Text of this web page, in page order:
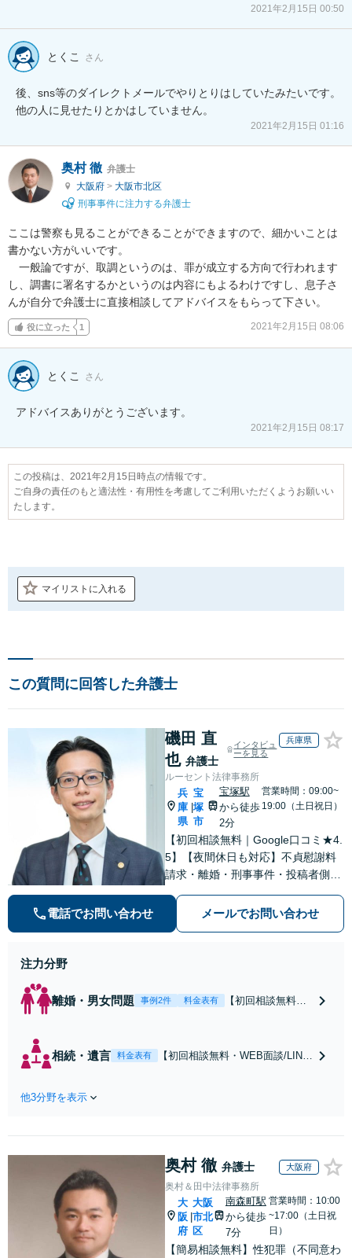
2021年2月15日 00:50
とくこ さん
後、sns等のダイレクトメールでやりとりはしていたみたいです。
2021年2月15日 01:16
奥村 徹 弁護士
大阪府 > 大阪市北区
刑事事件に注力する弁護士
ここは警察も見ることができることができますので、細かいことは
書かない方がいいです。
一般論ですが、取調というのは、罪が成立する方向で行われます
し、調書に署名するかというのは内容にもよるわけですし、息子さ
んが自分で弁護士に直接相談してアドバイスをもらって下さい。
役に立った 1 2021年2月15日 08:06
とくこ さん
アドバイスありがとうございます。
2021年2月15日 08:17
この投稿は、2021年2月15日時点の情報です。
ご自身の責任のもと適法性・有用性を考慮してご利用いただくようお願いい
たします。
マイリストに入れる
この質問に回答した弁護士
磯田 直
也 弁護士
インタビュ
ーを見る
兵庫県
ルーセント法律事務所
兵
庫
県
宝
塚
市
宝塚駅
から徒歩
2分
営業時間：09:00~
19:00（土日祝日）
【初回相談無料｜Google口コミ★4.
5】【夜間休日も対応】不貞慰謝料
請求・離婚・刑事事件・投稿者側発
数。オーダーメイドのサービスで問
題解決や事業の推進を強力にサポー
電話でお問い合わせ メールでお問い合わせ
注力分野
離婚・男女問題 事例2件 料金表有
【初回相談無料・
倫の早期解決】
事務所でオーダー
メイドの「後悔し
ない」解決を【夜
間休日対応】
相続・遺言 料金表有
【初回相談無料・WEB面談/LINE
産分割協議の代理や遺言書の作
【地域密着】
他3分野を表示
奥村 徹 弁護士 大阪府
奥村＆田中法律事務所
大
阪
府
大阪
市北
区
南森町駅
から徒歩
7分
営業時間：10:00
~17:00（土日祝
日）
【簡易相談無料】性犯罪（不同意わ